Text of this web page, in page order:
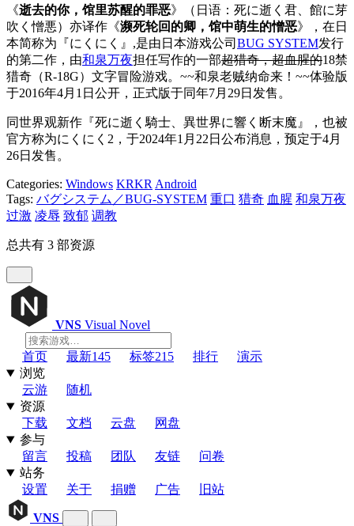
《逝去的你，馆里苏醒的罪恶》（日语：死に逝く君、館に芽
吹く憎悪）亦译作《濒死轮回的卿，馆中萌生的憎恶》，在日
本简称为『にくにく』,是由日本游戏公司 BUG SYSTEM发行
的第二作，由和泉万夜担任写作的一部超猎奇，超血腥的18禁
猎奇（R-18G）文字冒险游戏。~~和泉老贼纳命来！~~体验版
于2016年4月1日公开，正式版于同年7月29日发售。
同世界观新作『死に逝く騎士、異世界に響く断末魔』，也被
官方称为にくにく2，于2024年1月22日公布消息，预定于4月
26日发售。
Categories: Windows KRKR Android
Tags: バグシステム／BUG-SYSTEM 重口 猎奇 血腥 和泉万夜
过激 凌辱 致郁 调教
总共有 3 部资源
VNS Visual Novel
首页 最新145 标签215 排行
演示
浏览
云游
随机
资源
下载
文档 云盘
网盘
参与
留言
投稿 团队 友链
问卷
站务
设置
关于 捐赠 广告 旧站
VNS